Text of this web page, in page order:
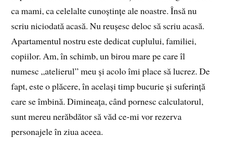
ca mami, ca celelalte cunoștințe ale noastre. Însă nu
scriu niciodată acasă. Nu reușesc deloc să scriu acasă.
Apartamentul nostru este dedicat cuplului, familiei,
copiilor. Am, în schimb, un birou mare pe care îl
numesc „atelierul” meu și acolo îmi place să lucrez. De
fapt, este o plăcere, în același timp bucurie și suferință
care se îmbină. Dimineața, când pornesc calculatorul,
sunt mereu nerăbdător să văd ce-mi vor rezerva
personajele în ziua aceea.